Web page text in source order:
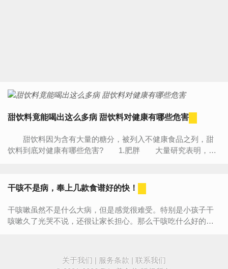
甜饮料竟能喝出这么多病 甜饮料对健康有哪些危害
甜饮料因为含有大量的糖分，被列入不健康食品之列，甜
饮料到底对健康有哪些危害? 1.肥胖 大量研究表明，经
干咳不是病，奉上几款食谱好的快！
干咳嗽虽然不是什么大病，但是感觉很难受。特别是小孩子干
咳嗽久了光哭不说，还很让家长担心。那么干咳吃什么好的快
关于我们 | 服务条款 | 联系我们